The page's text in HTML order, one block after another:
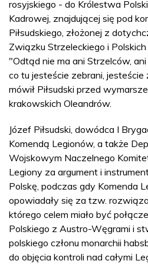
rosyjskiego - do Królestwa
Kadrowej, znajdującej się pod
Piłsudskiego, złożonej z
Związku Strzeleckiego i
"Odtąd nie ma ani Strzelców,
co tu jesteście zebrani, jesteście
mówił Piłsudski przed
krakowskich Oleandrów.
Józef Piłsudski, dowódca I
Komendą Legionów, a także
Wojskowym Naczelnego
Legiony za argument i
Polskę, podczas gdy Komenda
opowiadały się za tzw.
którego celem miało być
Polskiego z Austro-Węgrami i
polskiego członu monarchii
do objęcia kontroli nad całymi